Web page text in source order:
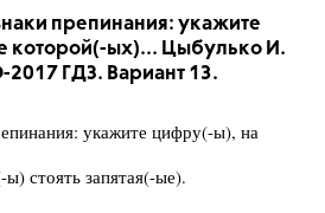
препинания: укажите
которой(-ых)... Цыбулько И.
2017 ГДЗ. Вариант 13.
укажите цифру(-ы), на
стоять запятая(-ые).